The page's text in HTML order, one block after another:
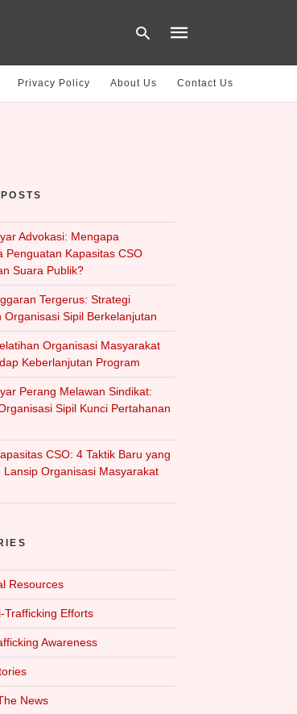
Privacy Policy About Us Contact Us
Advokasi: Mengapa
Penguatan Kapasitas CSO
Suara Publik?
Tergerus: Strategi
Organisasi Sipil Berkelanjutan
Organisasi Masyarakat
Keberlanjutan Program
Perang Melawan Sindikat:
Sipil Kunci Pertahanan
CSO: 4 Taktik Baru yang
Lansip Organisasi Masyarakat
Resources
Trafficking Efforts
Awareness
News